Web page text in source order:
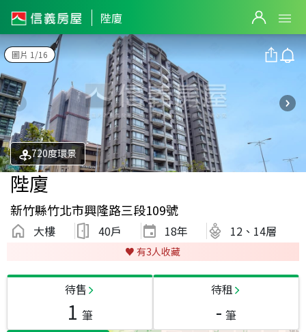
陛廈
圖片 1/16
720度環景
陛廈
新竹縣竹北市興隆路三段109號
大樓 40戶 18年 12、14層
♥️ 有3人收藏
待售
1 筆
待租
- 筆